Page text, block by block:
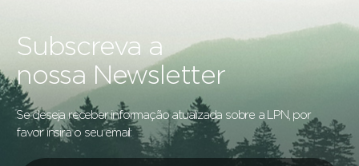
Subscreva a
nossa Newsletter
Se deseja receber informação atualizada sobre a LPN, por
favor insira o seu email: